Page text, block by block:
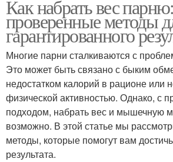
Как набрать вес парню:
проверенные методы
гарантированного
Многие парни сталкиваются с
Это может быть связано с быким
недостатком калорий в рационе или
физической активностью. Однако, с
подходом, набрать вес и мышечную
возможно. В этой статье мы
методы, которые помогут вам
результата.